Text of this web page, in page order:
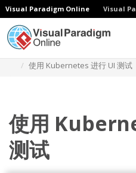
Visual Paradigm Online Visual
使用 Kubernetes 进行 UI 测试
使用
测试